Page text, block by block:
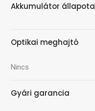
Akkumulátor állapota
Optikai meghajtó
Nincs
Gyári garancia